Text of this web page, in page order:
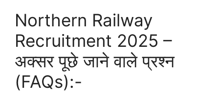
Northern Railway
Recruitment 2025 –
अक्सर पूछे जाने वाले प्रश्न
(FAQs):-